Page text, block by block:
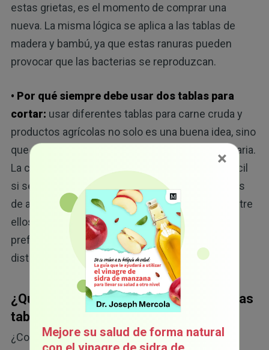
estas grietas, es el momento de comprar una
nueva. La misma lógica se aplica a las tablas de
madera y bambú, ya que estas ranuras pueden
provocar que las bacterias se reproduzcan.
• Por qué siempre debe usar dos tablas para
cortar: usar diferentes tablas para carne cruda y
productos agrícolas no solo es una buena idea, sino
que es una medida básica de seguridad alimentaria.
La contaminación cruzada puede ocurrir muy fácil
si se utiliza la misma superficie para ambos tipos
de alimentos, incluso con un enjuague rápido entre
ellos. Tenga siempre a la mano dos tablas, de
preferencia de distintos colores, para poder
distinguirlas con facilidad.5
¿Qué significa la certificación NSF en las
tablas de plástico?
¿Compró una tabla para cortar de plástico
×
Mejore su salud de forma natural